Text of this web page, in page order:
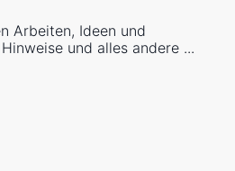
Arbeiten, Ideen und
und alles andere ...